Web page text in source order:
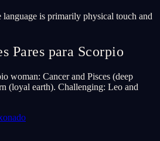
is primarily physical touch and
Pares para Scorpio
woman: Cancer and Pisces (deep
(loyal earth). Challenging: Leo and